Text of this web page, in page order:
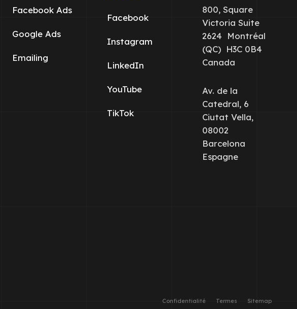
Facebook Ads
Google Ads
Emailing
Facebook
Instagram
LinkedIn
YouTube
TikTok
800, Square
Victoria Suite
2624 Montréal
(QC) H3C 0B4
Canada
Av. de la
Catedral, 6
Ciutat Vella,
08002
Barcelona
Espagne
Confidentialité Termes Sitemap